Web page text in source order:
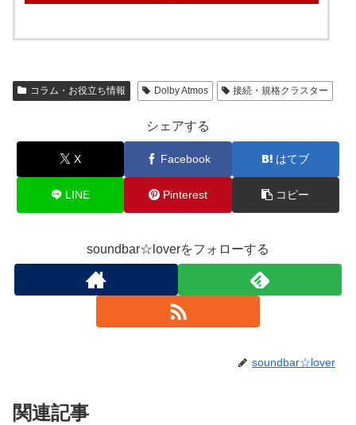
コラム・お役立ち情報 Dolby Atmos 接続・規格クラスター
シェアする
X Facebook はてブ
LINE Pinterest コピー
soundbar☆loverをフォローする
soundbar☆lover
関連記事